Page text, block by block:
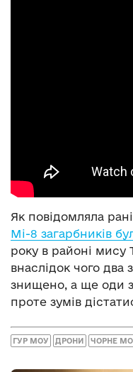
Як повідомляла
Мі-8 загарбників
року в районі мису
внаслідок чого два
знищено, а ще оди
проте зумів
ГУР МОУ ДРОНИ ЧОРНЕ